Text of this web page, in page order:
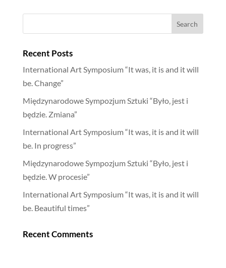
Recent Posts
International Art Symposium “It was, it is and it will
be. Change”
Międzynarodowe Sympozjum Sztuki “Było, jest i
będzie. Zmiana”
International Art Symposium “It was, it is and it will
be. In progress”
Międzynarodowe Sympozjum Sztuki “Było, jest i
będzie. W procesie”
International Art Symposium “It was, it is and it will
be. Beautiful times”
Recent Comments